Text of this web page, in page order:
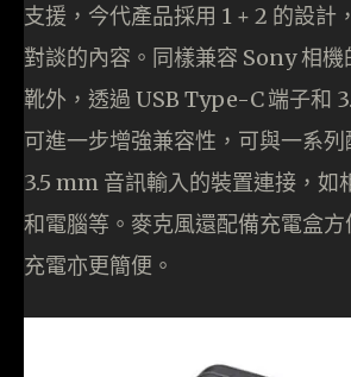
支援，今代產品採用 1 + 2 的設計
對談的內容。同樣兼容 Sony 相
靴外，透過 USB Type-C端子和
可進一步增強兼容性，可與一系
3.5 mm 音訊輸入的裝置連接，如
和電腦等。麥克風還配備充電盒
充電亦更簡便。